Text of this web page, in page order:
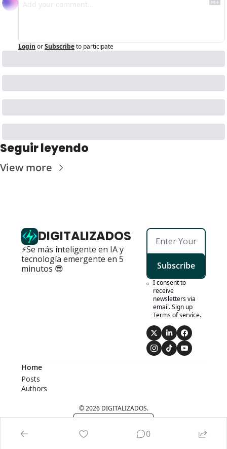
Login orSubscribeto participate
Seguir leyendo
View more
DIGITALIZADOS
⚡Se más inteligente en IA y
tecnología emergente en 5
minutos 😎
Subscribe
I consent to
receive
newsletters via
email. Sign up
Terms of service.
Home
Posts
Authors
© 2026 DIGITALIZADOS.
0